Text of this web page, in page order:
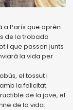
a París que aprèn
de la trobada
i que passen junts
la vida per
el tossut i
la felicitat.
de la jove, el
de la vida.